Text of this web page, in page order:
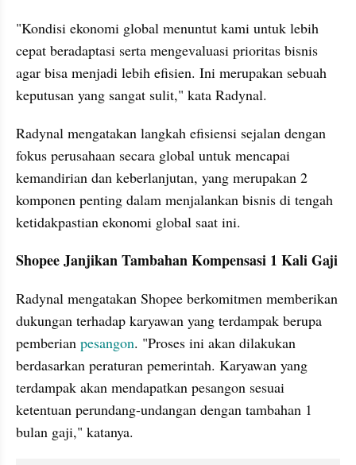
"Kondisi ekonomi global menuntut kami untuk lebih
cepat beradaptasi serta mengevaluasi prioritas bisnis
agar bisa menjadi lebih efisien. Ini merupakan sebuah
keputusan yang sangat sulit," kata Radynal.
Radynal mengatakan langkah efisiensi sejalan dengan
fokus perusahaan secara global untuk mencapai
kemandirian dan keberlanjutan, yang merupakan 2
komponen penting dalam menjalankan bisnis di tengah
ketidakpastian ekonomi global saat ini.
Shopee Janjikan Tambahan Kompensasi 1 Kali Gaji
Radynal mengatakan Shopee berkomitmen memberikan
dukungan terhadap karyawan yang terdampak berupa
pemberian pesangon. "Proses ini akan dilakukan
berdasarkan peraturan pemerintah. Karyawan yang
terdampak akan mendapatkan pesangon sesuai
ketentuan perundang-undangan dengan tambahan 1
bulan gaji," katanya.